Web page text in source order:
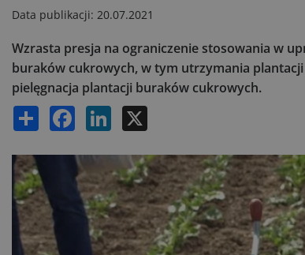
Data publikacji: 20.07.2021
Wzrasta presja na ograniczenie stosowania w
buraków cukrowych, w tym utrzymania
pielęgnacja plantacji buraków cukrowych.
Share Facebook LinkedIn